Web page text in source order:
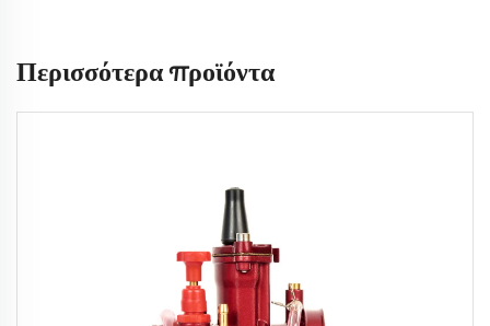
Περισσότερα προϊόντα